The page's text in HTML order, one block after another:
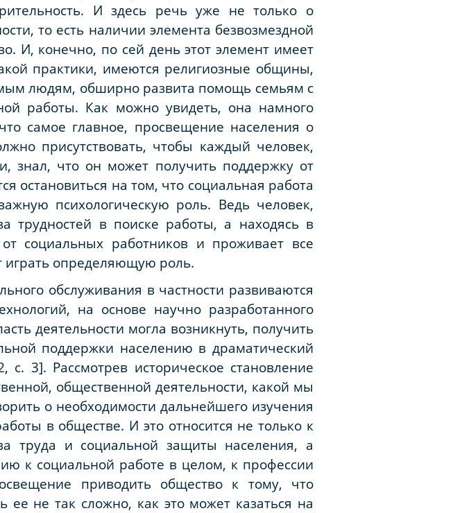
И здесь речь уже не только о
то есть наличии элемента безвозмездной
И, конечно, по сей день этот элемент имеет
практики, имеются религиозные общины,
людям, обширно развита помощь семьям с
работы. Как можно увидеть, она намного
самое главное, просвещение населения о
присутствовать, чтобы каждый человек,
знал, что он может получить поддержку от
остановиться на том, что социальная работа
психологическую роль. Ведь человек,
в поиске работы, а находясь в
социальных работников и проживает все
играть определяющую роль.
обслуживания в частности развиваются
на основе научно разработанного
деятельности могла возникнуть, получить
поддержки населению в драматический
3]. Рассмотрев историческое становление
общественной деятельности, какой мы
о необходимости дальнейшего изучения
в обществе. И это относится не только к
труда и социальной защиты населения, а
к социальной работе в целом, к профессии
приводить общество к тому, что
не так сложно, как это может казаться на